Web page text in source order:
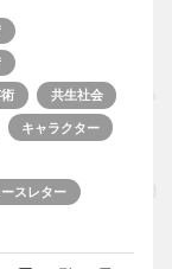
共生社会
キャラクター
スレター